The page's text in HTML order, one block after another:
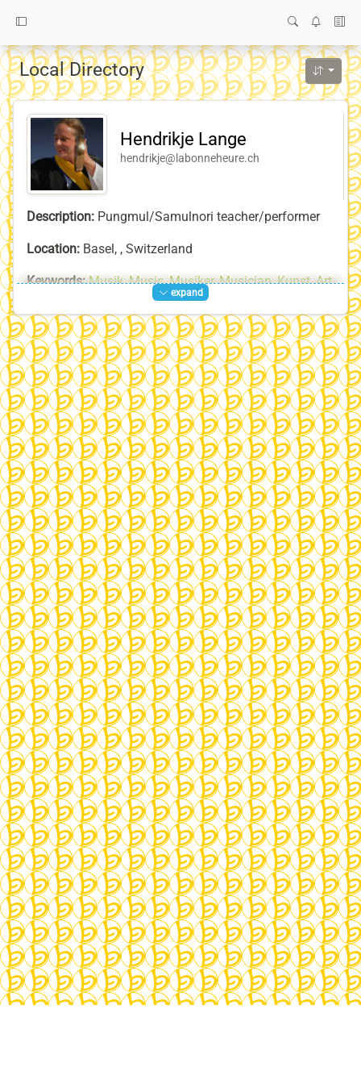
Local Directory
Hendrikje Lange
hendrikje@labonneheure.ch
Description: Pungmul/Samulnori teacher/performer
Location: Basel, , Switzerland
Keywords:Musik,Music,Musiker,Musician,Kunst,Art,
Improvisation,la-bonne-heure-Team
Tanz,Dance,Trommeln,Drums,Samul-Nori,사불놀이,
Pungmul,Pungmul-Nori, 풍물 ,풍물놀이,Musica,
Danza
About:Ich beschäftige mich seit über 20 Jahren mit
dem Erlernen von Samulnori und den
zugrundeliegenden Traditionen Koreas.
expand